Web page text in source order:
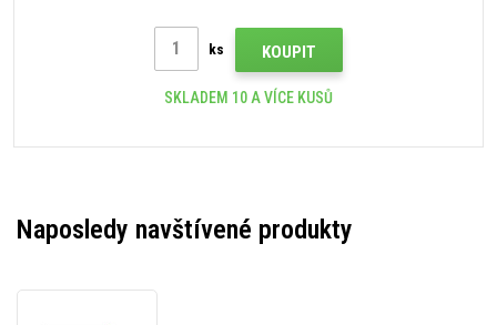
ks KOUPIT
SKLADEM 10 A VÍCE KUSŮ
Naposledy navštívené produkty